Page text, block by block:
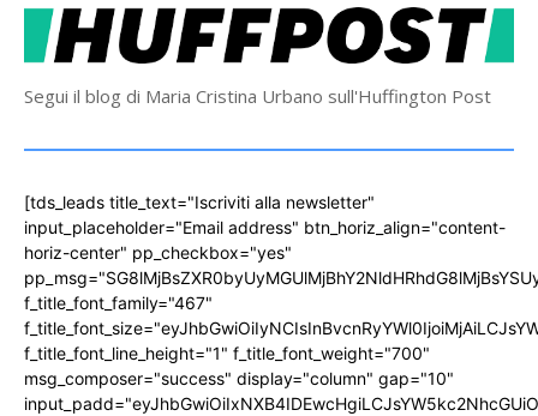
Segui il blog di Maria Cristina Urbano sull'Huffington Post
[tds_leads title_text="Iscriviti alla newsletter"
input_placeholder="Email address" btn_horiz_align="content-
horiz-center" pp_checkbox="yes"
f_title_font_family="467"
f_title_font_line_height="1" f_title_font_weight="700"
msg_composer="success" display="column" gap="10"